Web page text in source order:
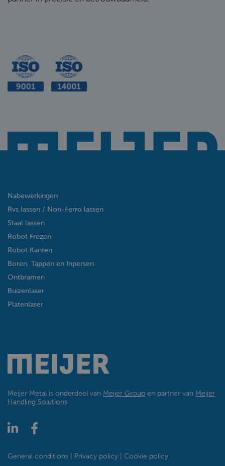
Nabewerkingen
Rvs lassen / Non-Ferro lassen
Staal lassen
Robot Frezen
Robot Kanten
Boren, Tappen en Inpersen
Ontbramen
Buizenlaser
Platenlaser
Meijer Metal is onderdeel van Meijer Group en partner van Meijer
Handling Solutions
General conditions Privacy policy Cookie policy